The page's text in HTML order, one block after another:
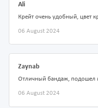
Ali
Крейт очень удобный, цвет
06 August 2024
Zaynab
Отличный бандаж, подошел
06 August 2024